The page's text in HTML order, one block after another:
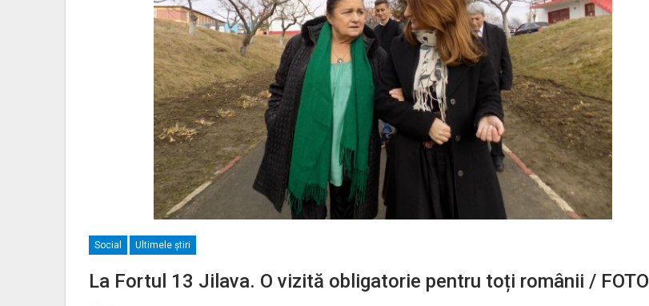
Social Ultimele ştiri
La Fortul 13 Jilava. O vizită obligatorie pentru toți românii / FOTO